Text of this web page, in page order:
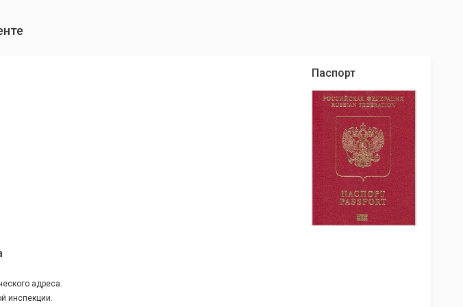
Паспорт
адреса.
инспекции.